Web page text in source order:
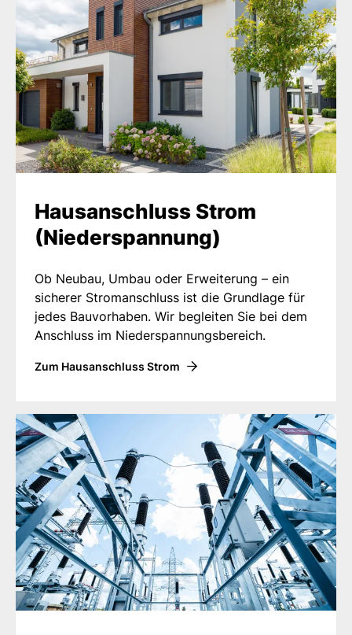
Hausanschluss Strom
(Niederspannung)
Ob Neubau, Umbau oder Erweiterung – ein
sicherer Stromanschluss ist die Grundlage für
jedes Bauvorhaben. Wir begleiten Sie bei dem
Anschluss im Niederspannungsbereich.
Zum Hausanschluss Strom